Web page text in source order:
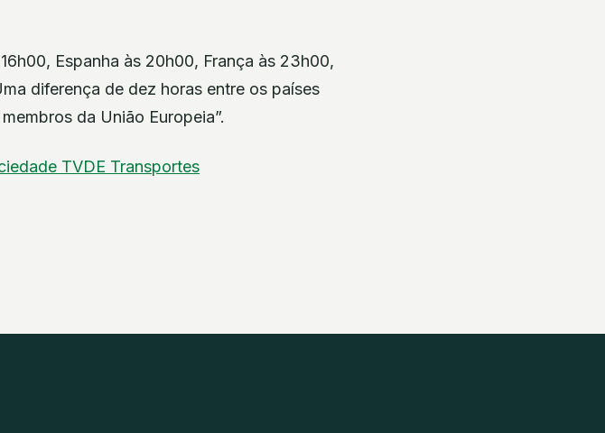
Espanha às 20h00, França às 23h00,
diferença de dez horas entre os países
da União Europeia”.
TVDE Transportes